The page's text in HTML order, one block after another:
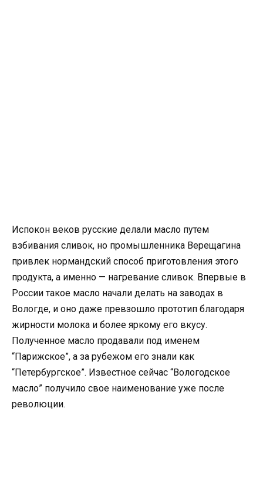
Испокон веков русские делали масло путем
взбивания сливок, но промышленника Верещагина
привлек нормандский способ приготовления этого
продукта, а именно — нагревание сливок. Впервые в
России такое масло начали делать на заводах в
Вологде, и оно даже превзошло прототип благодаря
жирности молока и более яркому его вкусу.
Полученное масло продавали под именем
“Парижское”, а за рубежом его знали как
“Петербургское”. Известное сейчас “Вологодское
масло” получило свое наименование уже после
революции.